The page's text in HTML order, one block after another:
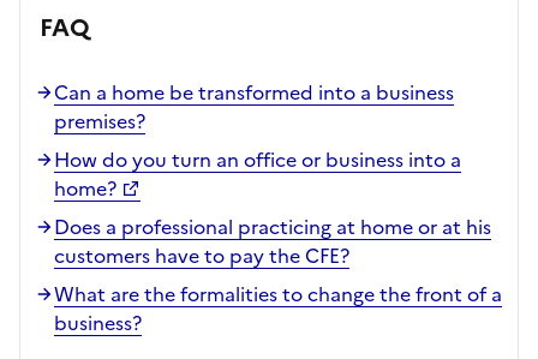
FAQ
Can a home be transformed into a business
premises?
How do you turn an office or business into a
home?
Does a professional practicing at home or at his
customers have to pay the CFE?
What are the formalities to change the front of a
business?